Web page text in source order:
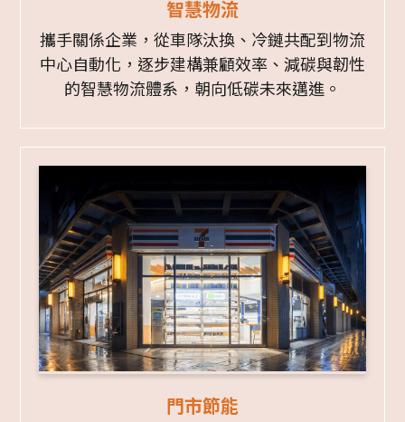
智慧物流
攜手關係企業，從車隊汰換、冷鏈共配到物流
中心自動化，逐步建構兼顧效率、減碳與韌性
的智慧物流體系，朝向低碳未來邁進。
門市節能